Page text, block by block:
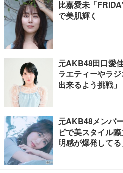
比嘉愛未「
で美肌輝く
元AKB48田口愛
ラエティーやラ
出来るよう挑戦」
元AKB48メンバ
ピで美スタイル
明感が爆発して